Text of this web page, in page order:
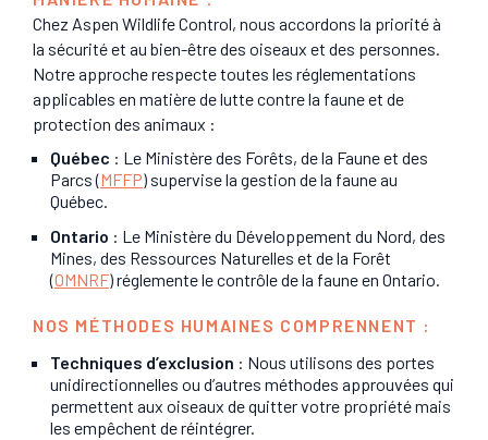
Chez Aspen Wildlife Control, nous accordons la priorité à
la sécurité et au bien-être des oiseaux et des personnes.
Notre approche respecte toutes les réglementations
applicables en matière de lutte contre la faune et de
protection des animaux :
Québec : Le Ministère des Forêts, de la Faune et des
Parcs (MFFP) supervise la gestion de la faune au
Québec.
Ontario : Le Ministère du Développement du Nord, des
Mines, des Ressources Naturelles et de la Forêt
(OMNRF) réglemente le contrôle de la faune en Ontario.
NOS MÉTHODES HUMAINES COMPRENNENT :
Techniques d’exclusion : Nous utilisons des portes
unidirectionnelles ou d’autres méthodes approuvées qui
permettent aux oiseaux de quitter votre propriété mais
les empêchent de réintégrer.